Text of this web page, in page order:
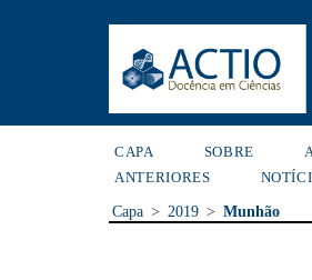
CAPA SOBRE
ANTERIORES
Capa > 2019 > Munhão